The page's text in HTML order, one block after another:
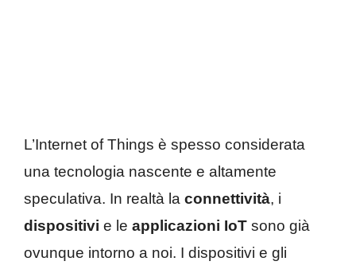
L’Internet of Things è spesso considerata
una tecnologia nascente e altamente
speculativa. In realtà la connettività, i
dispositivi e le applicazioni IoT sono già
ovunque intorno a noi. I dispositivi e gli